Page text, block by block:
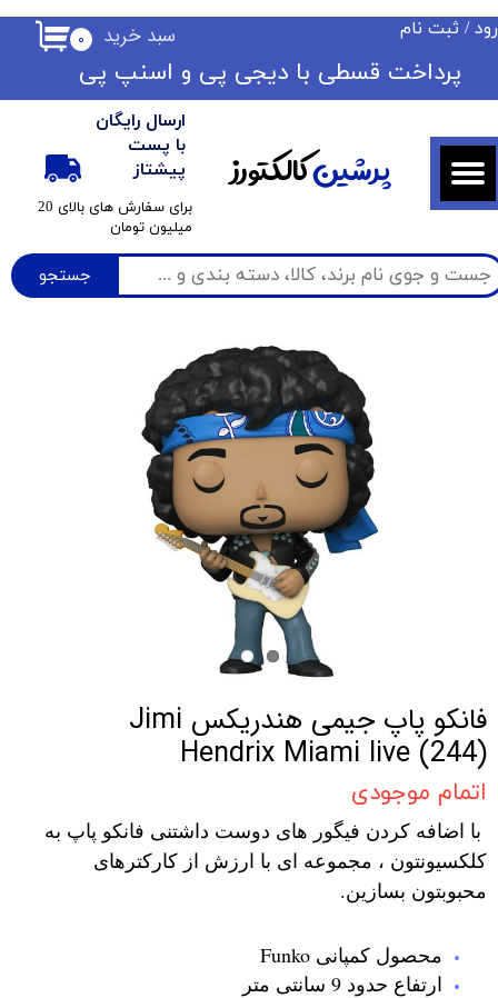
جستجو
ارسال رایگان
با پست
پیشتاز
​برای سفارش های بالای 20
میلیون تومان
۰ سبد خرید / ثبت نام
حساب کاربری من
تغییر گذر واژه
سفارشات
خروج از حساب کاربری
​​پرداخت قسطی با دیجی پی ​​​​​​​و اسنپ پی
پرشینکالکتورز
فانکو پاپ جیمی هندریکس Jimi
Hendrix Miami live (244)
اتمام موجودی
با اضافه کردن فیگور های دوست داشتنی فانکو پاپ به
کلکسیونتون ، مجموعه ای با ارزش از کارکترهای
محبوبتون بسازین.
محصول کمپانی Funko
ارتفاع حدود 9 سانتی متر